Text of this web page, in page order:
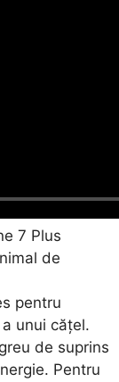
7 Plus
de
pentru
unui cățel.
de suprins
Pentru